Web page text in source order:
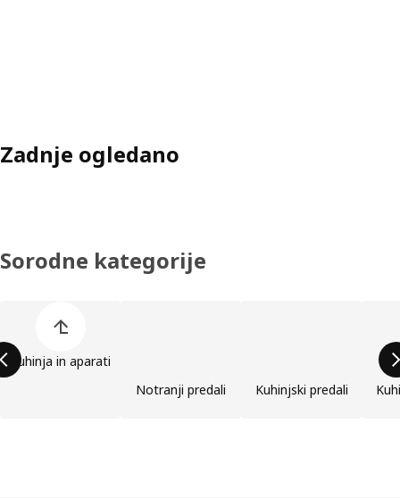
Zadnje ogledano
Sorodne kategorije
Kuhinja in aparati
Notranji predali
Kuhinjski predali